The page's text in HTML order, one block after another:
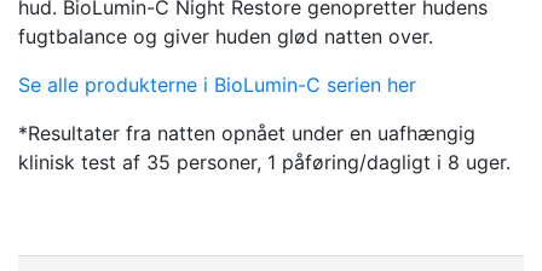
hud. BioLumin-C Night Restore genopretter hudens
fugtbalance og giver huden glød natten over.
Se alle produkterne i BioLumin-C serien her
*Resultater fra natten opnået under en uafhængig
klinisk test af 35 personer, 1 påføring/dagligt i 8 uger.